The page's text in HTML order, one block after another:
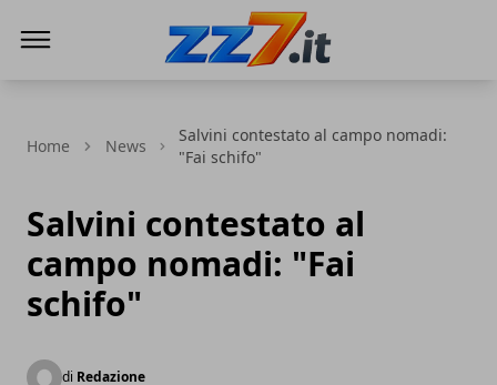
Home News
Salvini contestato al campo nomadi:
"Fai schifo"
Salvini contestato al
campo nomadi: "Fai
schifo"
di Redazione